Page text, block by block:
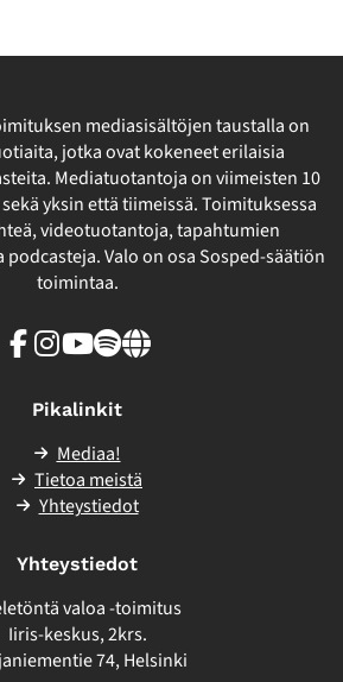
mediasisältöjen taustalla on
jotka ovat kokeneet erilaisia
Mediatuotantoja on viimeisten 10
yksin että tiimeissä. Toimituksessa
videotuotantoja, tapahtumien
Valo on osa Sosped-säätiön
toimintaa.
Facebook
Instagram
Youtube
SpotifyLinkki
Pikalinkit
Mediaa!
Tietoa meistä
Yhteystiedot
Yhteystiedot
valoa -toimitus
Iiris-keskus, 2krs.
74, Helsinki